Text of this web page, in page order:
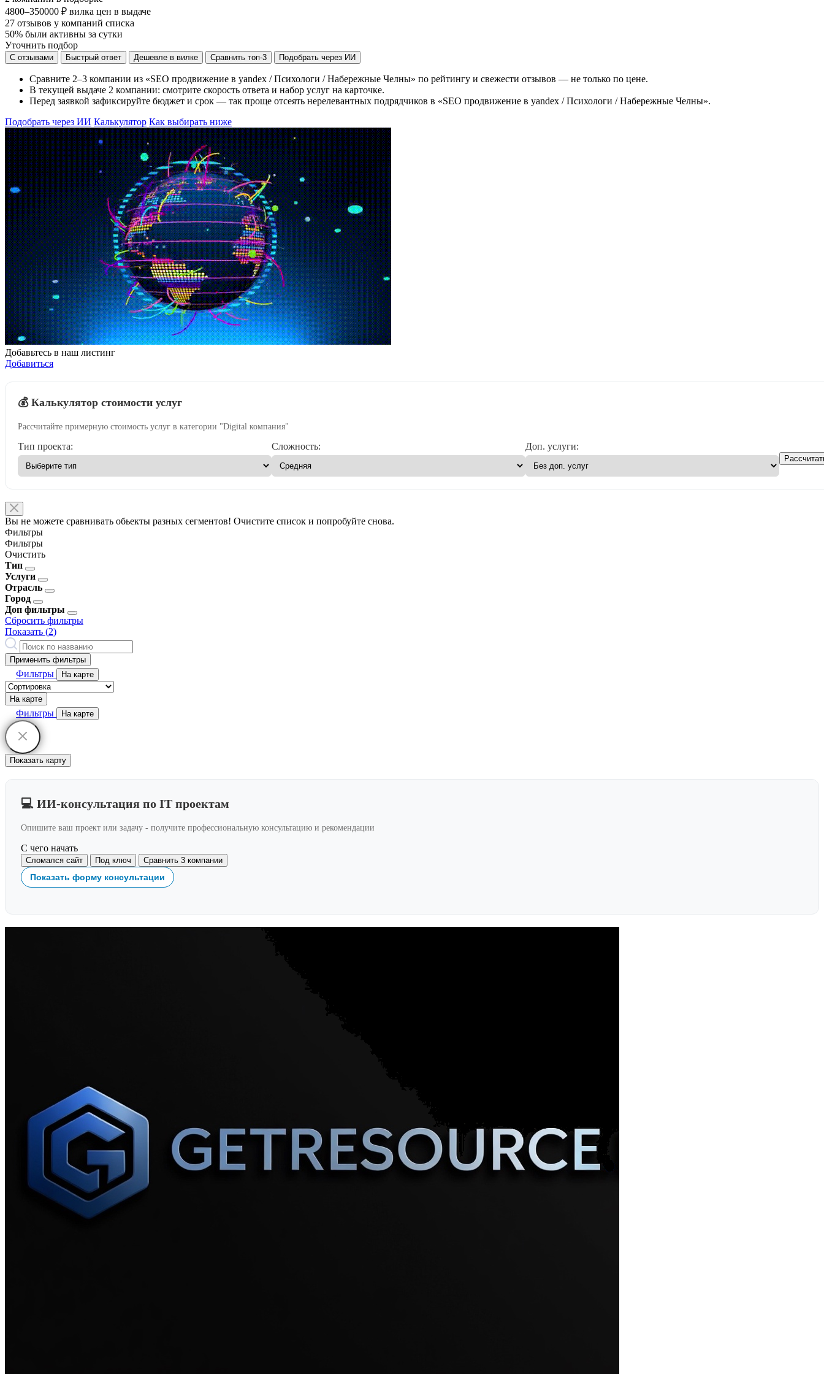
4800–350000 ₽ вилка цен в выдаче
27 отзывов у компаний списка
50% были активны за сутки
Уточнить подбор
С отзывами Быстрый ответ Дешевле в вилке Сравнить топ-3 Подобрать через ИИ
Сравните 2–3 компании из «SEO продвижение в yandex / Психологи / Набережные Челны» по рейтингу и свежести отзывов — не только по цене.
В текущей выдаче 2 компании: смотрите скорость ответа и набор услуг на карточке.
Перед заявкой зафиксируйте бюджет и срок — так проще отсеять нерелевантных подрядчиков в «SEO продвижение в yandex / Психологи / Набережные Челны».
Подобрать через ИИ Калькулятор Как выбирать ниже
Добавьтесь в наш листинг
Добавиться
💰 Калькулятор стоимости услуг
Рассчитайте примерную стоимость услуг в категории "Digital компания"
Тип проекта: Сложность: Доп. услуги:
Вы не можете сравнивать обьекты разных сегментов! Очистите список и попробуйте снова.
Фильтры
Фильтры
Очистить
Тип
Услуги
Отрасль
Город
Доп фильтры
Сбросить фильтры
Показать (2)
Применить фильтры
Фильтры На карте
На карте
Фильтры На карте
Показать карту
💻 ИИ-консультация по IT проектам
Опишите ваш проект или задачу - получите профессиональную консультацию и рекомендации
С чего начать
Сломался сайт Под ключ Сравнить 3 компании
Показать форму консультации